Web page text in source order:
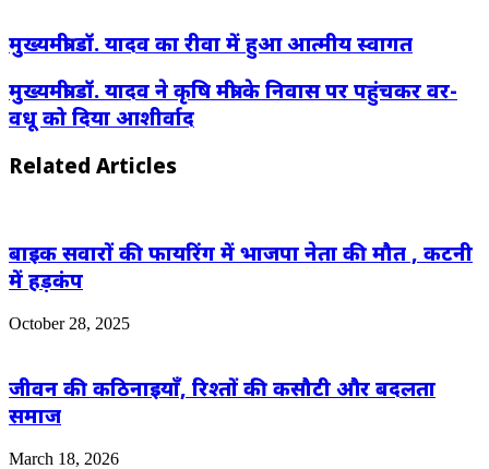
मुख्यमंत्री डॉ. यादव का रीवा में हुआ आत्मीय स्वागत
मुख्यमंत्री डॉ. यादव ने कृषि मंत्री के निवास पर पहुंचकर वर-
वधू को दिया आशीर्वाद
Related Articles
बाइक सवारों की फायरिंग में भाजपा नेता की मौत , कटनी
में हड़कंप
October 28, 2025
जीवन की कठिनाइयाँ, रिश्तों की कसौटी और बदलता
समाज
March 18, 2026